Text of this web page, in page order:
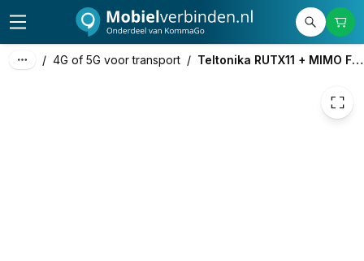
/ 4G of 5G voor transport / Teltonika RUTX11 + MIMO Flatpanel Antenne
439,63 excl. btw
531,95 incl. btw